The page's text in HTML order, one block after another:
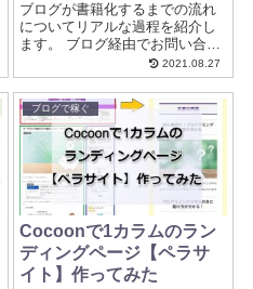
ブログが書籍化するまでの流れ
についてリアルな過程を紹介し
ます。 ブログ経由でお問い合わ
せを貰ってから、構成案を提出
し、企画を通して実際に執筆を
開始するまでにもたくさんの工
程がありました。
2021.08.27
ブログで稼ぐ
Cocoonで1カラムのラン
ディングページ【ペラサ
イト】作ってみた